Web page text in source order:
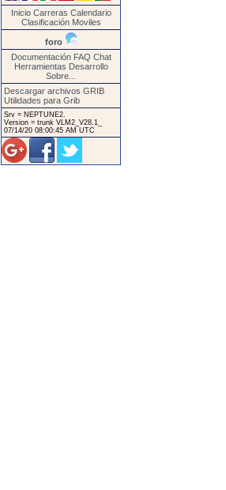
Inicio Carreras Calendario
Clasificación Moviles
foro
Documentación FAQ Chat
Herramientas Desarrollo
Sobre...
Descargar archivos GRIB
Utilidades para Grib
Srv = NEPTUNE2.
Version = trunk VLM2_V28.1_
07/14/20 08:00:45 AM UTC